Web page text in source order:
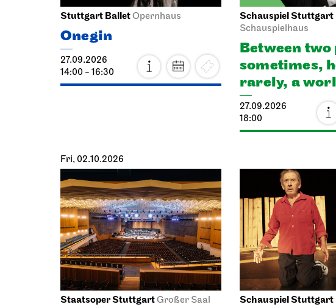
Stuttgart BalletOpernhaus
Onegin
27.09.2026
14:00 - 16:30
Schauspiel Stuttgart
Schauspielhaus
Between two
sometimes,
rarely, a
27.09.2026
18:00
Fri, 02.10.2026
Staatsoper StuttgartGroßer Saal Schauspiel Stuttgart